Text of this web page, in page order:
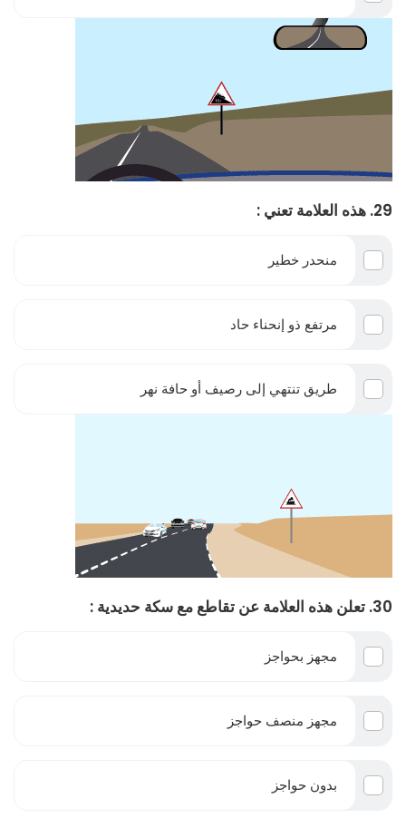
29. هذه العلامة تعني :
منحدر خطير
مرتفع ذو إنحناء حاد
طريق تنتهي إلى رصيف أو حافة نهر
30. تعلن هذه العلامة عن تقاطع مع سكة حديدية :
مجهز بحواجز
مجهز منصف حواجز
بدون حواجز